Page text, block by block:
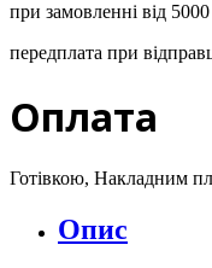
при замовленні від
передплата при
Оплата
Готівкою, Накладним
Опис